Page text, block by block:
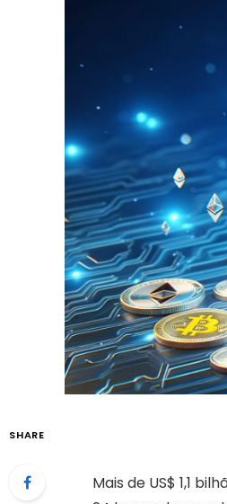
SHARE
Mais de US$ 1,1